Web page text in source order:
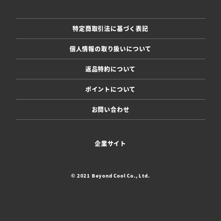
特定商取引法に基づく表記
個人情報の取り扱いについて
返品特約について
ポイントについて
お問い合わせ
企業サイト
© 2021 Beyond Cool Co., Ltd.